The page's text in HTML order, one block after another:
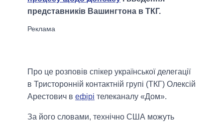
представників Вашингтона в ТКГ.
Про це розповів спікер української делегації
в Тристоронній контактній групі (ТКГ) Олексій
Арестович в ефірі телеканалу «Дом».
За його словами, технічно США можуть